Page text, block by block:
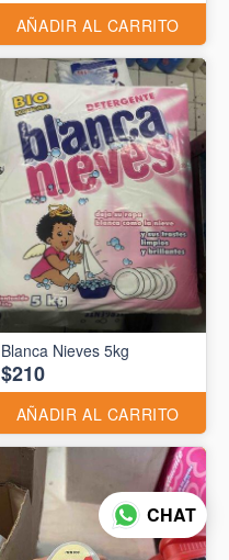
AÑADIR AL CARRITO
Blanca Nieves 5kg
$210
AÑADIR AL CARRITO
CHAT